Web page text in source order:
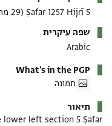
5 Ṣafar 1257 Hijrī
(29 מרץ 1841 CE)
שפה עיקרית
Arabic
What's in the PGP
תמונה
תיאור
lower left section 5 Ṣafar